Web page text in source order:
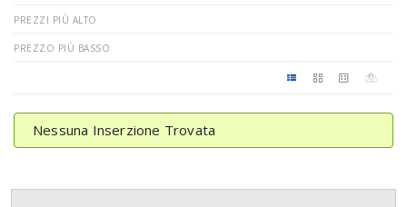
PREZZI PIÙ ALTO
PREZZO PIÙ BASSO
Nessuna Inserzione Trovata